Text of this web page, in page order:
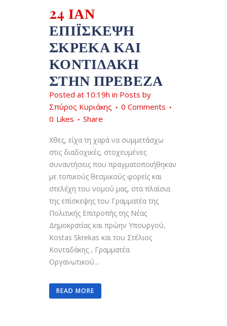
24 ΙΑΝ
ΕΠΊΙΣΚΕΨΗ
ΣΚΡΈΚΑ ΚΑΙ
ΚΟΝΤΙΔΆΚΗ
ΣΤΗΝ ΠΡΈΒΕΖΑ
Posted at 10:19h in Posts by
Σπύρος Κυριάκης
0 Comments
0 Likes Share
Χθες, είχα τη χαρά να συμμετάσχω
στις διαδοχικές, στοχευμένες
συναντήσεις που πραγματοποιήθηκαν
με τοπικούς θεσμικούς φορείς και
στελέχη του νομού μας, στα πλαίσια
της επίσκεψης του Γραμματέα της
Πολιτικής Επιτροπής της Νέας
Δημοκρατίας και πρώην Υπουργού,
Kostas Skrekas και του Στέλιος
Κονταδάκης , Γραμματέα
Οργανωτικού...
READ MORE